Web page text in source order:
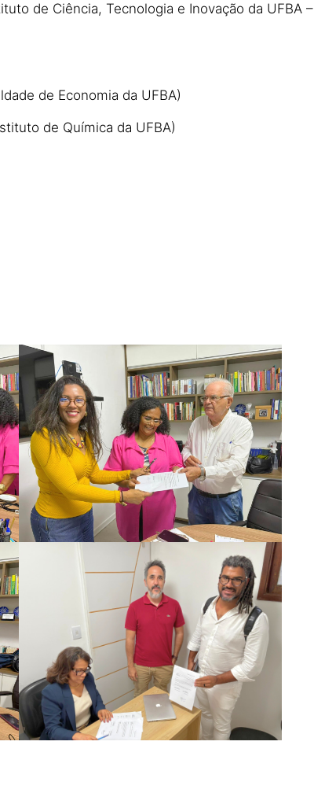
de Ciência, Tecnologia e Inovação da UFBA –
de Economia da UFBA)
de Química da UFBA)